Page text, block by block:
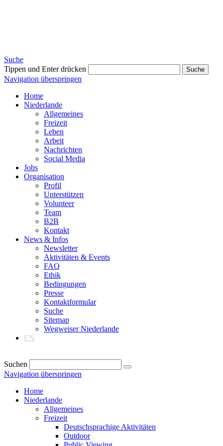
Suche
Tippen und Enter drücken
Suche
Navigation überspringen
Home
Niederlande
Allgemeines
Freizeit
Leben
Arbeit
Nachrichten
Social Media
Jobs
Organisation
Profil
Unterstützen
Volunteer
Team
B2B
Kontakt
News & Infos
Newsletter
Aktivitäten & Events
FAQ
Ethik
Bedingungen
Presse
Kontaktformular
Suche
Sitemap
Wegweiser Niederlande
EN
Suchen
Navigation überspringen
Home
Niederlande
Allgemeines
Freizeit
Deutschsprachige Aktivitäten
Outdoor